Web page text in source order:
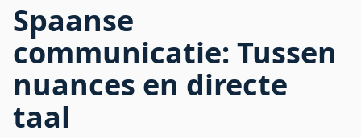
Spaanse
communicatie: Tussen
nuances en directe
taal